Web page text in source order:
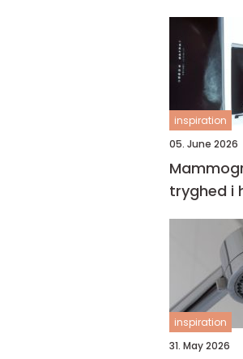
løsning
inspiration
05. June 2026
tryghed i
inspiration
31. May 2026